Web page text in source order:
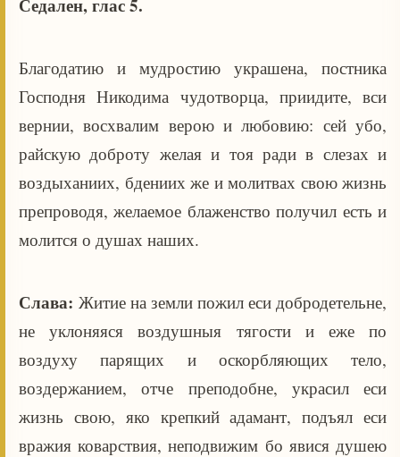
Благодатию и мудростию украшена, постника
Господня Никодима чудотворца, приидите, вси
вернии, восхвалим верою и любовию: сей убо,
райскую доброту желая и тоя ради в слезах и
воздыханиих, бдениих же и молитвах свою жизнь
препроводя, желаемое блаженство получил есть и
молится о душах наших.
Слава: Житие на земли пожил еси добродетельне,
не уклоняяся воздушныя тягости и еже по
воздуху парящих и оскорбляющих тело,
воздержанием, отче преподобне, украсил еси
жизнь свою, яко крепкий адамант, подъял еси
вражия коварствия, неподвижим бо явися душею